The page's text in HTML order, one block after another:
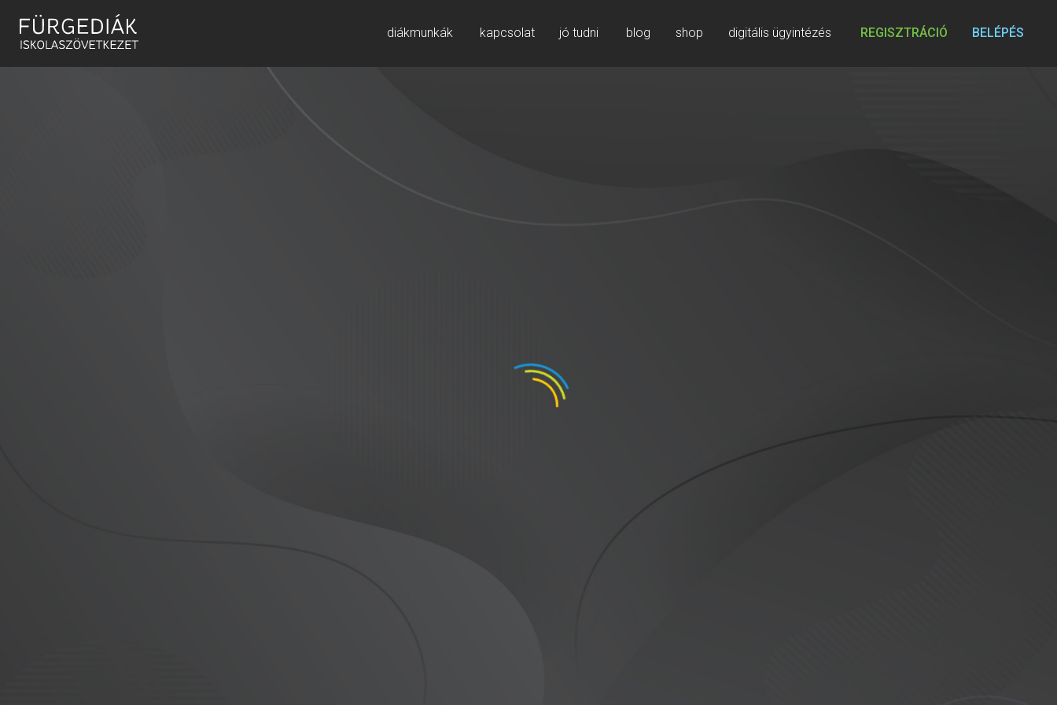
diákmunkák kapcsolat jó tudni blog shop digitális ügyintézés REGISZTRÁCIÓ BELÉPÉS